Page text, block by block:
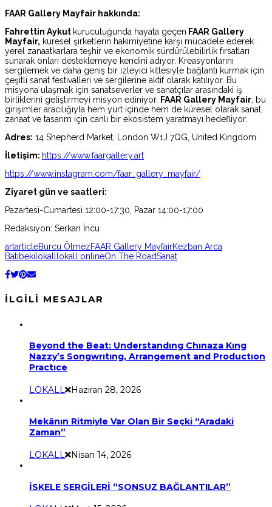
FAAR Gallery Mayfair hakkında:
Fahrettin Aykut kuruculuğunda hayata geçen FAAR Gallery
Mayfair, küresel şirketlerin hakimiyetine karşı mücadele ederek
yerel zanaatkarlara teşhir ve ekonomik sürdürülebilirlik fırsatları
sunarak onları desteklemeye kendini adıyor. Kreasyonlarını
sergilemek ve daha geniş bir izleyici kitlesiyle bağlantı kurmak için
çeşitli sanat festivalleri ve sergilerine aktif olarak katılıyor. Bu
misyona ulaşmak için sanatseverler ve sanatçılar arasındaki iş
birliklerini geliştirmeyi misyon ediniyor. FAAR Gallery Mayfair , bu
girişimler aracılığıyla hem yurt içinde hem de küresel olarak sanat,
zanaat ve tasarım için canlı bir ekosistem yaratmayı hedefliyor.
Adres: 14 Shepherd Market, London W1J 7QG, United Kingdom
İletişim: https://www.faargallery.art
https://www.instagram.com/faar_gallery_mayfair/
Ziyaret gün ve saatleri:
Pazartesi-Cumartesi 12:00-17:30, Pazar 14:00-17:00
Redaksiyon: Serkan İncu
artarticleBurcu ÖlmezFAAR Gallery MayfairKezban Arca
Batıbekilokalllokall onlineOn The RoadSanat
İLGILI MESAJLAR
Beyond the Beat: Understandıng Chınaza Kıng
Nazzy’s Songwrıtıng, Arrangement and Productıon
Practıce
LOKALL Haziran 28, 2026
Mekânın Ritmiyle Var Olan Bir Seçki “Aradaki
Zaman”
LOKALL Nisan 14, 2026
İSKELE SERGİLERİ “SONSUZ BAĞLANTILAR”